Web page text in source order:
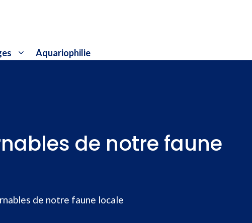
Aquariophilie
de notre faune
de notre faune locale